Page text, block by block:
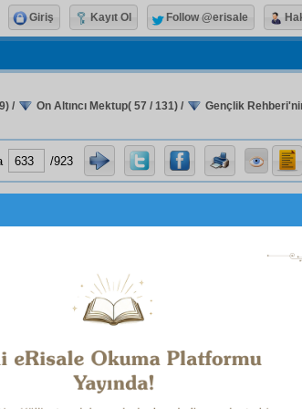
/ On Altıncı Mektup( 57 / 131) / Gençlik
/923
SadıkBeyinmukaddimesiniistinsah
ten geçen parça ona
göndereceğim.
Giriş Kayıt Ol Follow @erisale